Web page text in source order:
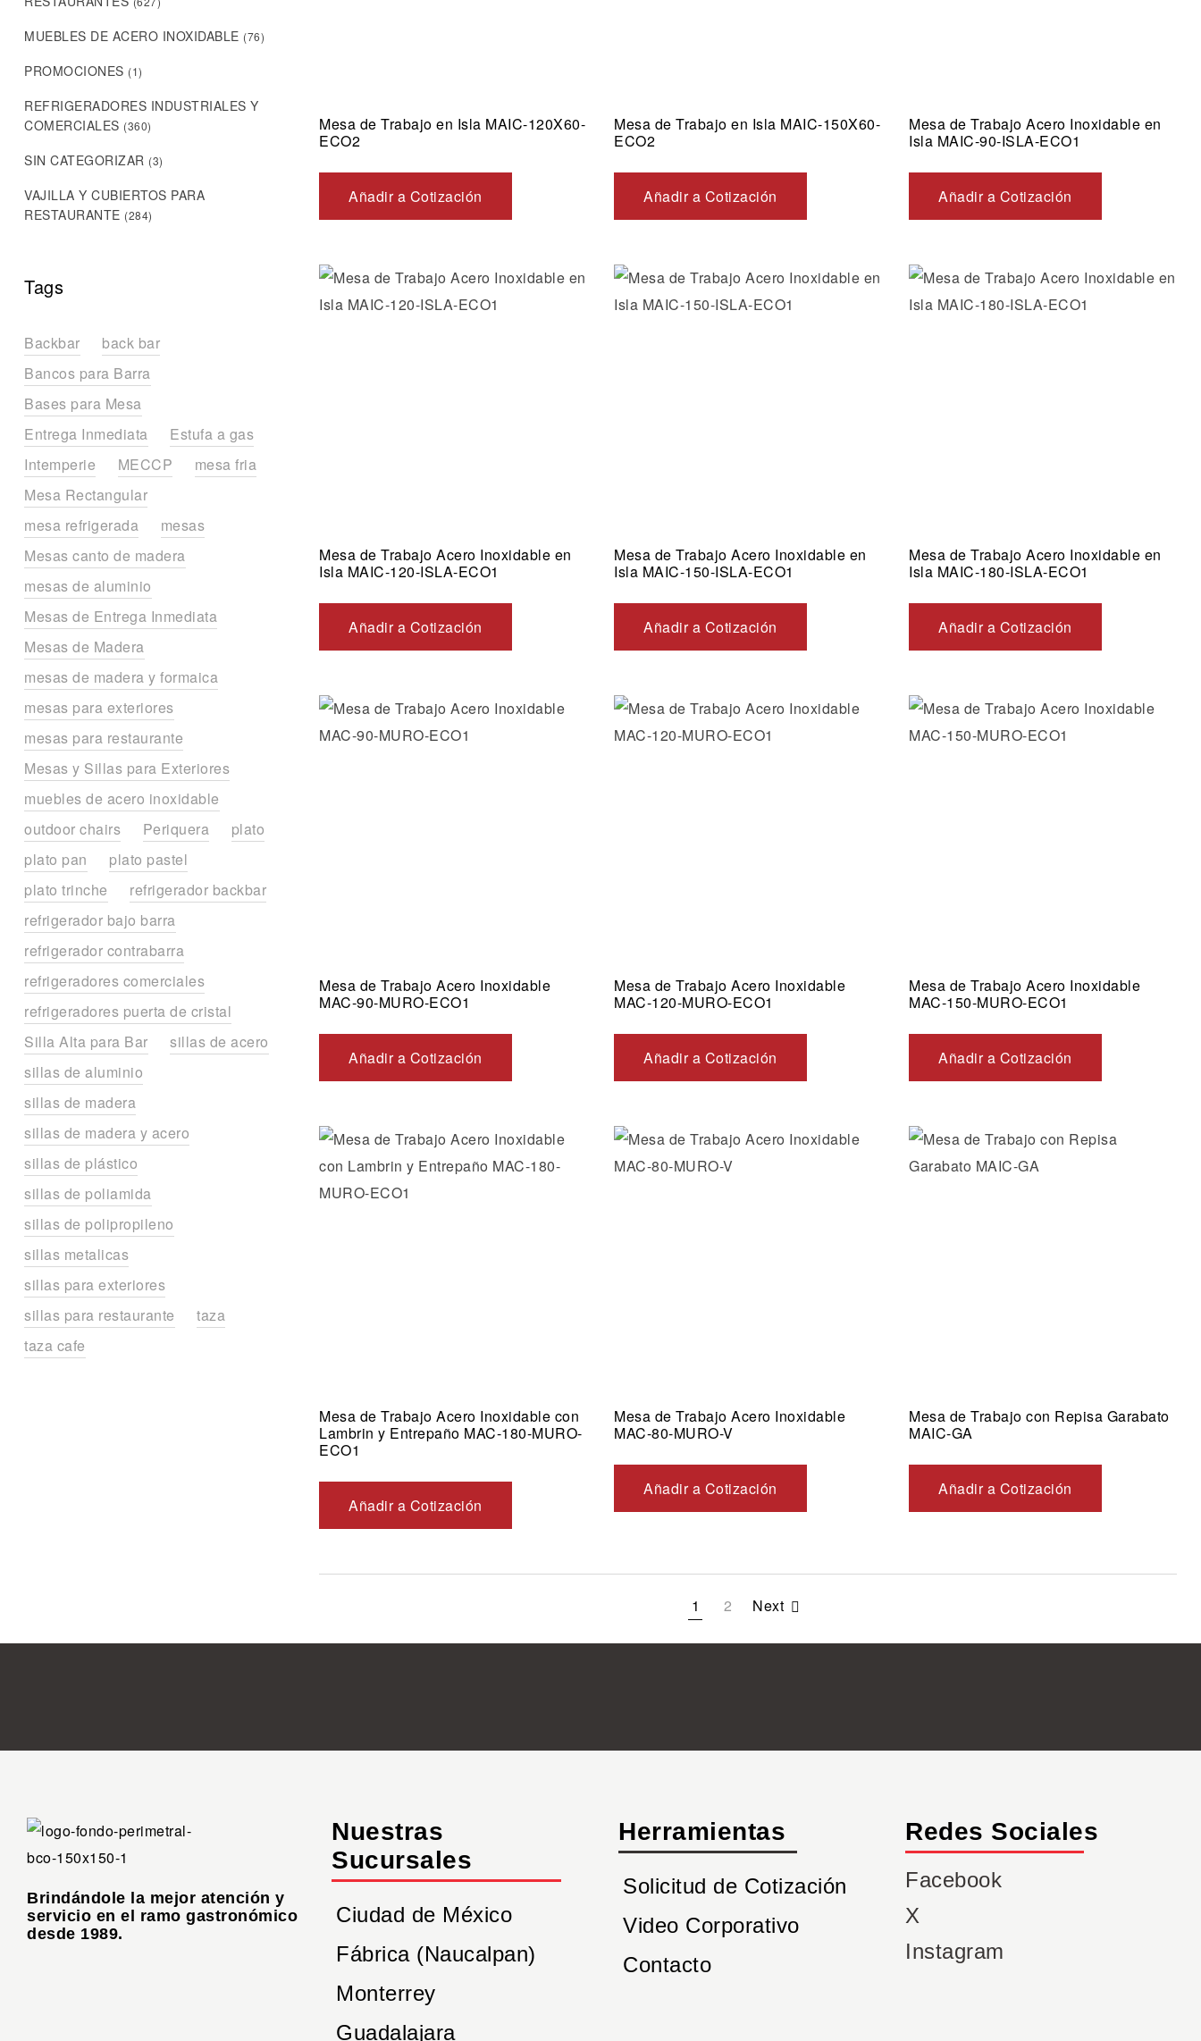
Mesa de Trabajo en Isla MAIC-120X60-
ECO2
Añadir a Cotización
Mesa de Trabajo en Isla MAIC-150X60-
ECO2
Añadir a Cotización
Mesa de Trabajo Acero Inoxidable en
Isla MAIC-90-ISLA-ECO1
Añadir a Cotización
Añadir a la lista de deseos
Mesa de Trabajo Acero Inoxidable en
Isla MAIC-120-ISLA-ECO1
Añadir a Cotización
Añadir a la lista de deseos
Mesa de Trabajo Acero Inoxidable en
Isla MAIC-150-ISLA-ECO1
Añadir a Cotización
Mesa de Trabajo Acero Inoxidable en
Isla MAIC-180-ISLA-ECO1
Añadir a Cotización
Añadir a la lista de deseos
Mesa de Trabajo Acero Inoxidable
MAC-90-MURO-ECO1
Añadir a Cotización
Añadir a la lista de deseos
Mesa de Trabajo Acero Inoxidable
MAC-120-MURO-ECO1
Añadir a Cotización
Mesa de Trabajo Acero Inoxidable
MAC-150-MURO-ECO1
Añadir a Cotización
Añadir a la lista de deseos
Mesa de Trabajo Acero Inoxidable con
Lambrin y Entrepaño MAC-180-MURO-
ECO1
Añadir a Cotización
Añadir a la lista de deseos
Mesa de Trabajo Acero Inoxidable
MAC-80-MURO-V
Añadir a Cotización
Mesa de Trabajo con Repisa Garabato
MAIC-GA
Añadir a Cotización
1 2 Next
MUEBLES DE ACERO INOXIDABLE (76)
PROMOCIONES (1)
REFRIGERADORES INDUSTRIALES Y
COMERCIALES (360)
SIN CATEGORIZAR (3)
VAJILLA Y CUBIERTOS PARA
RESTAURANTE (284)
Tags
Backbar
back bar
Bancos para Barra
Bases para Mesa
Entrega Inmediata
Estufa a gas
Intemperie
MECCP
mesa fria
Mesa Rectangular
mesa refrigerada
mesas
Mesas canto de madera
mesas de aluminio
Mesas de Entrega Inmediata
Mesas de Madera
mesas de madera y formaica
mesas para exteriores
mesas para restaurante
Mesas y Sillas para Exteriores
muebles de acero inoxidable
outdoor chairs
Periquera
plato
plato pan
plato pastel
plato trinche
refrigerador backbar
refrigerador bajo barra
refrigerador contrabarra
refrigeradores comerciales
refrigeradores puerta de cristal
Silla Alta para Bar
sillas de acero
sillas de aluminio
sillas de madera
sillas de madera y acero
sillas de plástico
sillas de poliamida
sillas de polipropileno
sillas metalicas
sillas para exteriores
sillas para restaurante
taza
taza cafe
Brindándole la mejor atención y
servicio en el ramo gastronómico
desde 1989.
Nuestras
Sucursales
Ciudad de México
Fábrica (Naucalpan)
Monterrey
Guadalajara
Herramientas
Solicitud de Cotización
Video Corporativo
Contacto
Redes Sociales
Facebook
X
Instagram